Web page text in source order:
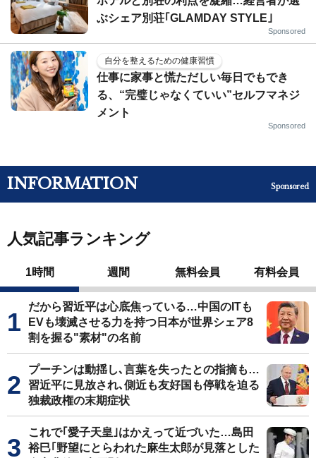
ぶシェア別荘｢GLAMDAY STYLE｣
Sponsored
自分を整えるための健康習慣
仕事に家事と慌ただしい毎日でもでき
る、“完璧じゃなくていい”セルフマネジ
メント
Sponsored
INFORMATION Sponsored
人気記事ランキング
1時間 週間 無料会員 有料会員
だから習近平は心底焦っている…中国のITも
EVも壊滅させる力を持つ日本が世界シェア8
割を握る"素材"の名前
プーチンは動揺し､言葉を失ったとの指摘も…
習近平に見放され､側近も友好国も停戦を迫る
独裁政権の末期症状
これで｢愛子天皇｣はかえって近づいた…島田
裕巳｢野望にとらわれた麻生太郎が見落とした